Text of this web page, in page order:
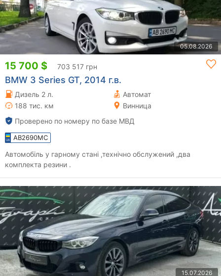
05.08.2026
15 700 $ 703 517 грн
BMW 3 Series GT, 2014 г.в.
Дизель 2 л.
Автомат
188 тис. км
Винница
Проверено по номеру по базе МВД
AB2690MC
Автомобіль у гарному стані ,технічно обслужений ,два
комплекта резини .
15.07.2026